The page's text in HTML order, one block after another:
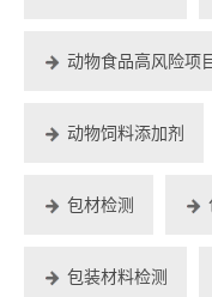
动物食品高风险项
动物饲料添加剂
包材检测
包装材料检测